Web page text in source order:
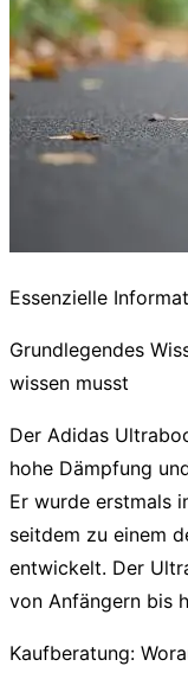
Essenzielle
Grundlegendes
wissen musst
Der Adidas
hohe Dämpfung
Er wurde erstmals
seitdem zu einem
entwickelt. Der
von Anfängern bis
Kaufberatung: